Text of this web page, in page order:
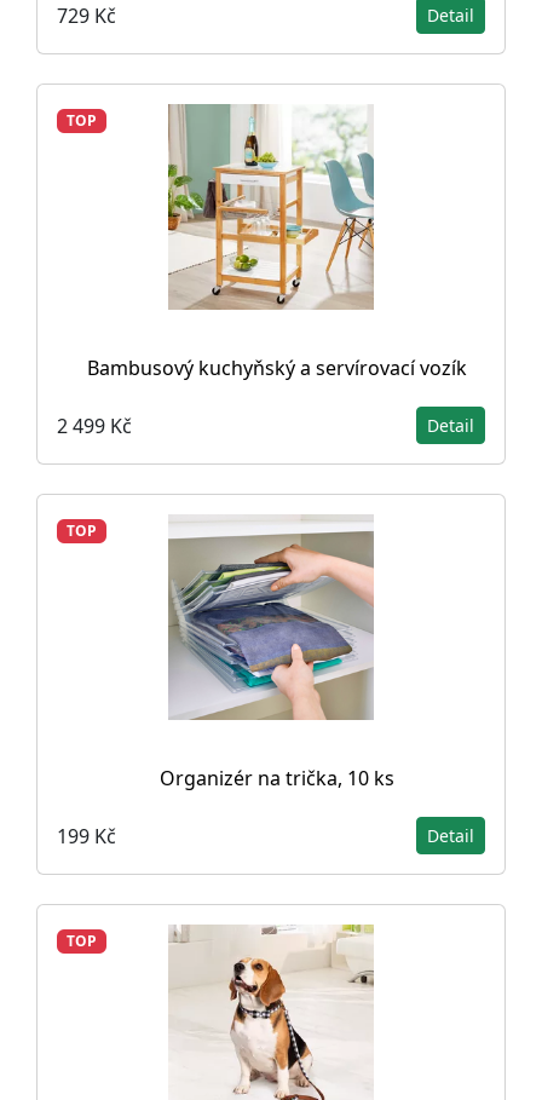
729 Kč Detail
TOP
Bambusový kuchyňský a servírovací vozík
2 499 Kč Detail
TOP
Organizér na trička, 10 ks
199 Kč Detail
TOP